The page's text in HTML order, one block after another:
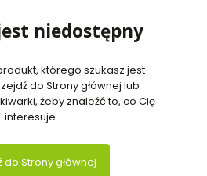
niedostępny
którego szukasz jest
do Strony głównej lub
żeby znaleźć to, co Cię
interesuje.
do Strony głównej